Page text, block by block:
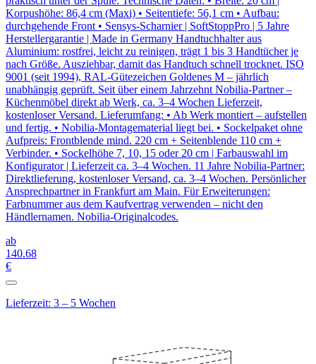
Korpushöhe: 86,4 cm (Maxi) • Seitentiefe: 56,1 cm • Aufbau:
durchgehende Front • Sensys-Scharnier | SoftStoppPro | 5 Jahre
Herstellergarantie | Made in Germany Handtuchhalter aus
Aluminium: rostfrei, leicht zu reinigen, trägt 1 bis 3 Handtücher je
nach Größe. Ausziehbar, damit das Handtuch schnell trocknet. ISO
9001 (seit 1994), RAL-Gütezeichen Goldenes M – jährlich
unabhängig geprüft. Seit über einem Jahrzehnt Nobilia-Partner –
Küchenmöbel direkt ab Werk, ca. 3–4 Wochen Lieferzeit,
kostenloser Versand. Lieferumfang: • Ab Werk montiert – aufstellen
und fertig. • Nobilia-Montagematerial liegt bei. • Sockelpaket ohne
Aufpreis: Frontblende mind. 220 cm + Seitenblende 110 cm +
Verbinder. • Sockelhöhe 7, 10, 15 oder 20 cm | Farbauswahl im
Konfigurator | Lieferzeit ca. 3–4 Wochen. 11 Jahre Nobilia-Partner:
Direktlieferung, kostenloser Versand, ca. 3–4 Wochen. Persönlicher
Ansprechpartner in Frankfurt am Main. Für Erweiterungen:
Farbnummer aus dem Kaufvertrag verwenden – nicht den
Händlernamen. Nobilia-Originalcodes.
ab
140.68
€
Lieferzeit: 3 – 5 Wochen